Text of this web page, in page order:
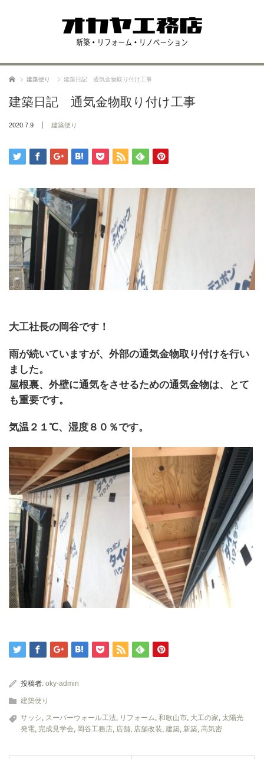
ホーム 建築便り 建築日記 通気金物取り付け工事
建築日記 通気金物取り付け工事
2020.7.9 建築便り
大工社長の岡谷です！
雨が続いていますが、外部の通気金物取り付けを行い
ました。
屋根裏、外壁に通気をさせるための通気金物は、とて
も重要です。
気温２１℃、湿度８０％です。
投稿者: oky-admin
建築便り
サッシ, スーパーウォール工法, リフォーム, 和歌山市, 大工の家, 太陽光
発電, 完成見学会, 岡谷工務店, 店舗, 店舗改装, 建築, 新築, 高気密